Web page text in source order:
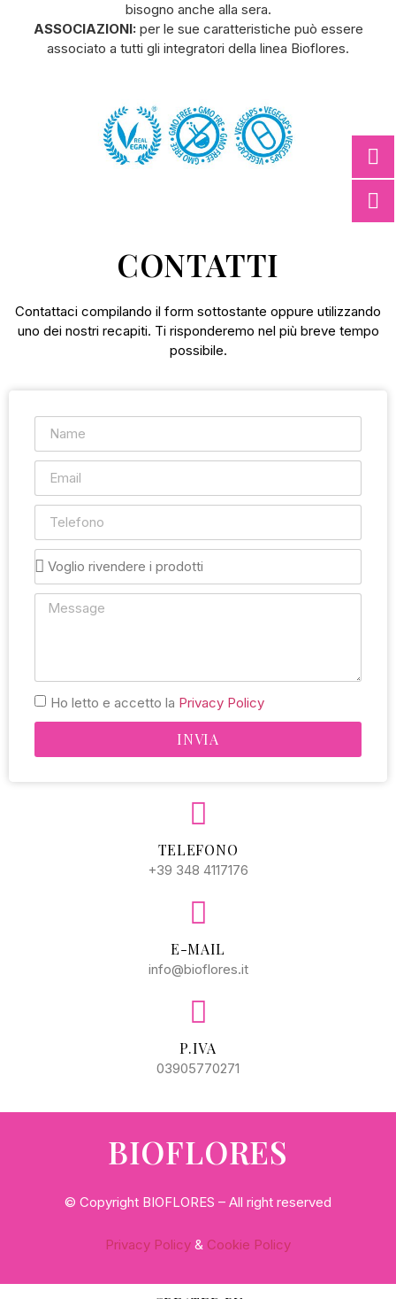
bisogno anche alla sera.
ASSOCIAZIONI:per le sue caratteristiche può essere
associato a tutti gli integratori della linea Bioflores.
CONTATTI
Contattaci compilando il form sottostante oppure utilizzando
uno dei nostri recapiti. Ti risponderemo nel più breve tempo
possibile.
Ho letto e accetto la Privacy Policy
INVIA
TELEFONO
+39 348 4117176
E-MAIL
info@bioflores.it
P.IVA
03905770271
BIOFLORES
© Copyright BIOFLORES – All right reserved
Privacy Policy & Cookie Policy